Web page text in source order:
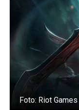
Foto: Riot Games